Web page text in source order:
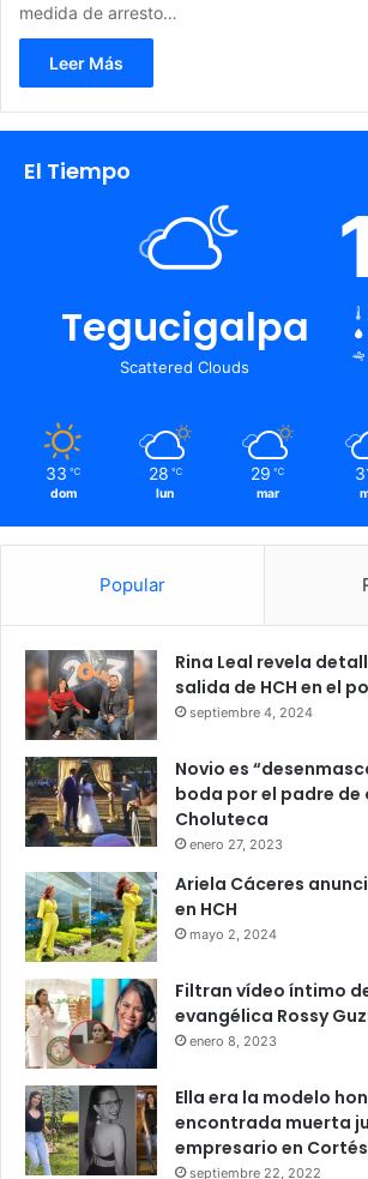
medida de arresto…
Leer Más
El Tiempo
Tegucigalpa
Scattered Clouds
33 ℃
dom
28 ℃
lun
29 ℃
mar
Popular
Rina Leal revela
salida de HCH en el
septiembre 4, 2024
Novio es
boda por el padre de
Choluteca
enero 27, 2023
Ariela Cáceres
en HCH
mayo 2, 2024
Filtran vídeo íntimo
evangélica Rossy
enero 8, 2023
Ella era la modelo
encontrada muerta
empresario en Cortés
septiembre 22, 2022